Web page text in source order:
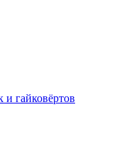
гайковёртов